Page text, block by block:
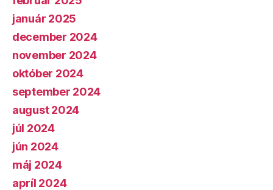
január 2025
december 2024
november 2024
október 2024
september 2024
august 2024
júl 2024
jún 2024
máj 2024
apríl 2024